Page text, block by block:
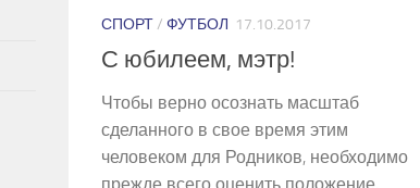
СПОРТ/ ФУТБОЛ 17.10.2017
С юбилеем, мэтр!
Чтобы верно осознать масштаб
сделанного в свое время этим
человеком для Родников, необходимо